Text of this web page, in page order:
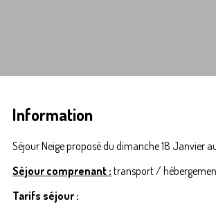
Information
Séjour Neige proposé du dimanche 18 Janvier
Séjour comprenant : transport /
Tarifs séjour :